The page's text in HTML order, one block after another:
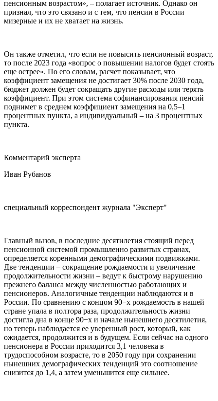
пенсионным возрастом», – полагает источник. Однако он
признал, что это связано и с тем, что пенсии в России
мизерные и их не хватает на жизнь.
Он также отметил, что если не повысить пенсионный возраст,
то после 2023 года «вопрос о повышении налогов будет стоять
еще острее». По его словам, расчет показывает, что
коэффициент замещения не достигает 30% после 2030 года,
бюджет должен будет сокращать другие расходы или терять
коэффициент. При этом система софинансирования пенсий
поднимет в среднем коэффициент замещения на 0,5–1
процентных пункта, а индивидуальный – на 3 процентных
пункта.
Комментарий эксперта
Иван Рубанов
специальный корреспондент журнала "Эксперт"
Главный вызов, в последние десятилетия стоящий перед
пенсионной системой промышленно развитых странах,
определяется коренными демографическими подвижками.
Две тенденции – сокращение рождаемости и увеличение
продолжительности жизни – ведут к быстрому нарушению
прежнего баланса между численностью работающих и
пенсионеров. Аналогичные тенденции наблюдаются и в
России. По сравнению с концом 90−х рождаемость в нашей
стране упала в полтора раза, продолжительность жизни
достигла дна в конце 90−х и начале нынешнего десятилетия,
но теперь наблюдается ее уверенный рост, который, как
ожидается, продолжится и в будущем. Если сейчас на одного
пенсионера в России приходится 3,1 человека в
трудоспособном возрасте, то в 2050 году при сохранении
нынешних демографических тенденций это соотношение
снизится до 1,4, а затем уменьшится еще сильнее.